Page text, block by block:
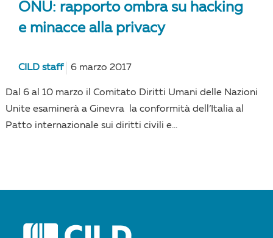
ONU: rapporto ombra su hacking
e minacce alla privacy
CILD staff 6 marzo 2017
Dal 6 al 10 marzo il Comitato Diritti Umani delle Nazioni
Unite esaminerà a Ginevra la conformità dell’Italia al
Patto internazionale sui diritti civili e...